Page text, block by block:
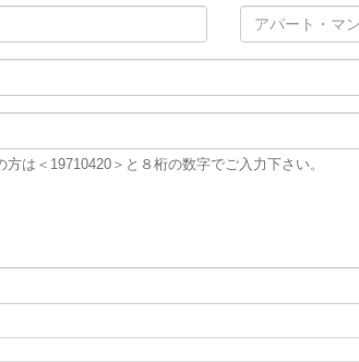
は＜19710420＞と８桁の数字でご入力下さい。